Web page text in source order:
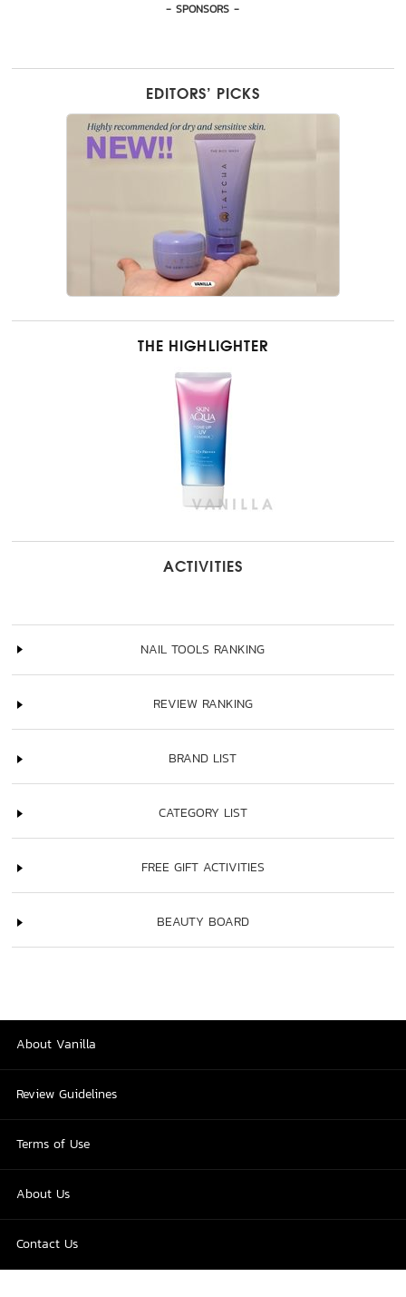
- SPONSORS -
EDITORS’ PICKS
THE HIGHLIGHTER
ACTIVITIES
NAIL TOOLS RANKING
REVIEW RANKING
BRAND LIST
CATEGORY LIST
FREE GIFT ACTIVITIES
BEAUTY BOARD
About Vanilla
Review Guidelines
Terms of Use
About Us
Contact Us